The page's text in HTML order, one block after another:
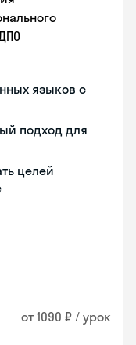
языков с
подход для
целей
от 1090 ₽ / урок